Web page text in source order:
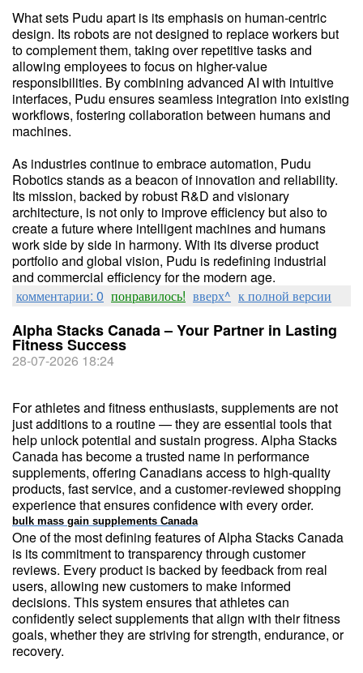
What sets Pudu apart is its emphasis on human-centric
design. Its robots are not designed to replace workers but
to complement them, taking over repetitive tasks and
allowing employees to focus on higher-value
responsibilities. By combining advanced AI with intuitive
interfaces, Pudu ensures seamless integration into existing
workflows, fostering collaboration between humans and
machines.
As industries continue to embrace automation, Pudu
Robotics stands as a beacon of innovation and reliability.
Its mission, backed by robust R&D and visionary
architecture, is not only to improve efficiency but also to
create a future where intelligent machines and humans
work side by side in harmony. With its diverse product
portfolio and global vision, Pudu is redefining industrial
and commercial efficiency for the modern age.
комментарии: 0 понравилось! вверх^ к полной версии
Alpha Stacks Canada – Your Partner in Lasting
Fitness Success
28-07-2026 18:24
For athletes and fitness enthusiasts, supplements are not
just additions to a routine — they are essential tools that
help unlock potential and sustain progress. Alpha Stacks
Canada has become a trusted name in performance
supplements, offering Canadians access to high‑quality
products, fast service, and a customer‑reviewed shopping
experience that ensures confidence with every order.
bulk mass gain supplements Canada
One of the most defining features of Alpha Stacks Canada
is its commitment to transparency through customer
reviews. Every product is backed by feedback from real
users, allowing new customers to make informed
decisions. This system ensures that athletes can
confidently select supplements that align with their fitness
goals, whether they are striving for strength, endurance, or
recovery.